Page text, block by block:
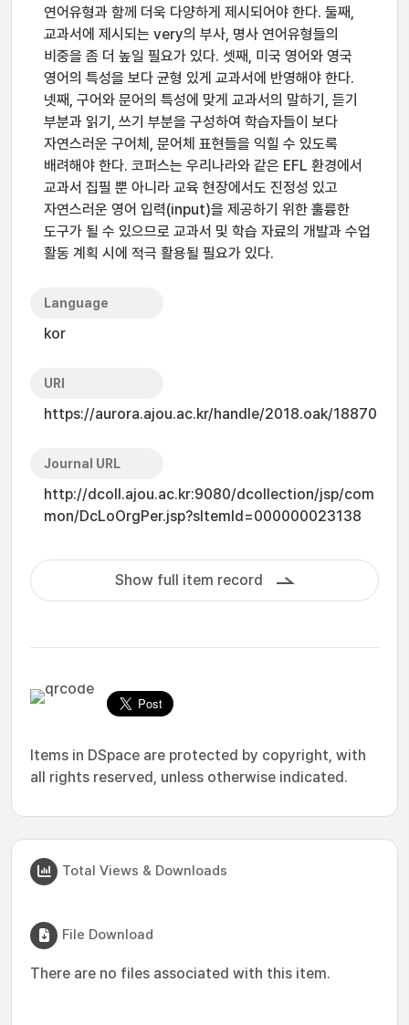
연어유형과 함께 더욱 다양하게 제시되어야 한다. 둘째,
교과서에 제시되는 very의 부사, 명사 연어유형들의
비중을 좀 더 높일 필요가 있다. 셋째, 미국 영어와 영국
영어의 특성을 보다 균형 있게 교과서에 반영해야 한다.
넷째, 구어와 문어의 특성에 맞게 교과서의 말하기, 듣기
부분과 읽기, 쓰기 부분을 구성하여 학습자들이 보다
자연스러운 구어체, 문어체 표현들을 익힐 수 있도록
배려해야 한다. 코퍼스는 우리나라와 같은 EFL 환경에서
교과서 집필 뿐 아니라 교육 현장에서도 진정성 있고
자연스러운 영어 입력(input)을 제공하기 위한 훌륭한
도구가 될 수 있으므로 교과서 및 학습 자료의 개발과 수업
활동 계획 시에 적극 활용될 필요가 있다.
Language
kor
URI
https://aurora.ajou.ac.kr/handle/2018.oak/18870
Journal URL
http://dcoll.ajou.ac.kr:9080/dcollection/jsp/com
mon/DcLoOrgPer.jsp?sItemId=000000023138
Show full item record
Items in DSpace are protected by copyright, with
all rights reserved, unless otherwise indicated.
Total Views & Downloads
File Download
There are no files associated with this item.